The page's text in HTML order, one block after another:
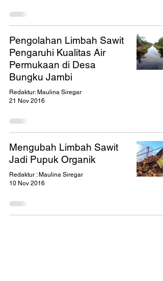
Pengolahan Limbah Sawit
Pengaruhi Kualitas Air
Permukaan di Desa
Bungku Jambi
Redaktur: Maulina Siregar
21 Nov 2016
Mengubah Limbah Sawit
Jadi Pupuk Organik
Redaktur : Maulina Siregar
10 Nov 2016